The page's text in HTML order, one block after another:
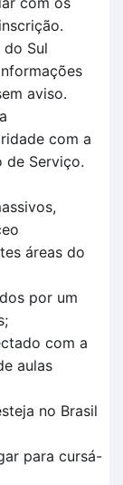
do Sul
aviso.
com a
de Serviço.
áreas do
por um
com a
aulas
no Brasil
para cursá-